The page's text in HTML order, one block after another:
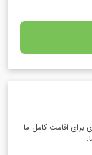
برای مشاوره فردی برای اقامت کامل ما